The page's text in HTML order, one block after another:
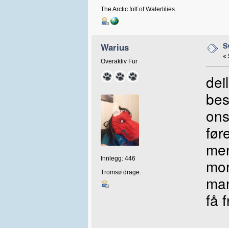
The Arctic folf of Waterlilies
Warius
Overaktiv Fur
Innlegg: 446
Tromsø drage.
«
få